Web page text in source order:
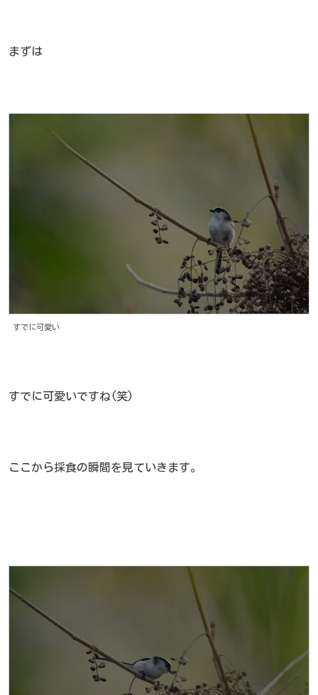
まずは
すでに可愛い
すでに可愛いですね(笑)
ここから採食の瞬間を見ていきます。